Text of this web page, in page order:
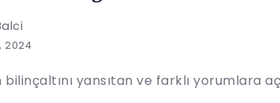
2024
bilinçaltını yansıtan ve farklı yorumlara